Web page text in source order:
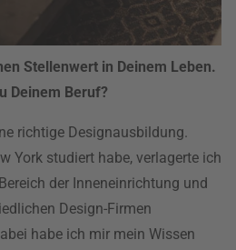
Stellenwert in Deinem Leben.
Deinem Beruf?
richtige Designausbildung.
York studiert habe, verlagerte ich
der Inneneinrichtung und
Design-Firmen
habe ich mir mein Wissen